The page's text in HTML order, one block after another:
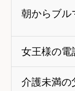
朝からブル
女王様の電
介護未満の